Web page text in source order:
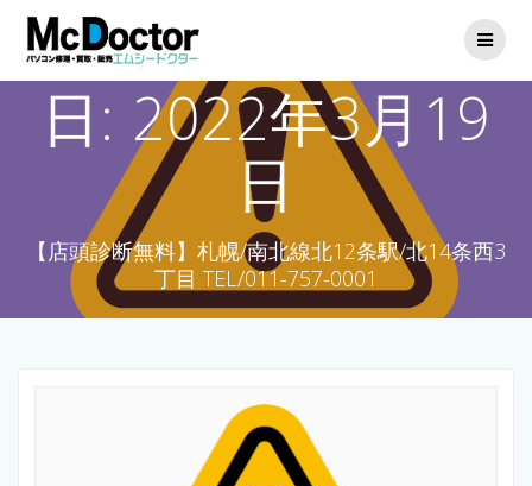
日: 2022年3月19
日
【店頭診断無料】札幌/南北線北12条駅/北14条西3
丁目 TEL/011-757-0001